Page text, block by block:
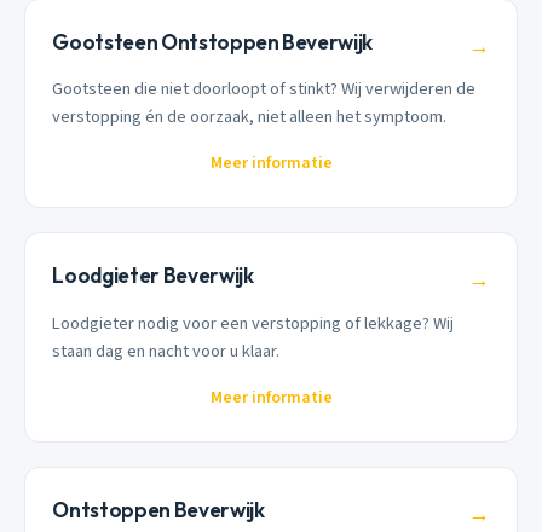
Gootsteen Ontstoppen Beverwijk →
Gootsteen die niet doorloopt of stinkt? Wij verwijderen de
verstopping én de oorzaak, niet alleen het symptoom.
Meer informatie
Loodgieter Beverwijk →
Loodgieter nodig voor een verstopping of lekkage? Wij
staan dag en nacht voor u klaar.
Meer informatie
Ontstoppen Beverwijk →